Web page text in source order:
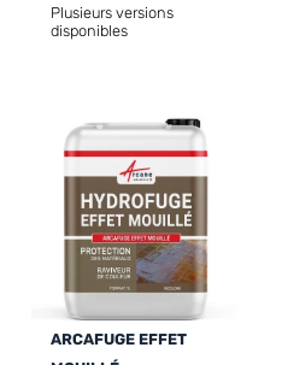
Plusieurs versions
disponibles
ARCAFUGE EFFET